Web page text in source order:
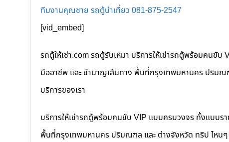
ทีมงานคุณชาย รถตู้นำเที่ยว 081-875-2547
[vid_embed]
รถตู้ให้เช่า.com รถตู้รับเหมา บริการให้เช่ารถตู้พร้อมคนขั
มืออาชีพ และ ชำนาญเส้นทาง พื้นที่กรุงเทพมหานคร ปริมณ
บริการของเรา
บริการให้เช่ารถตู้พร้อมคนขับ VIP แบบครบวงจร ทั้งแบบร
พื้นที่กรุงเทพมหานคร ปริมณฑล และ ต่างจังหวัด ทริป ไหนๆ